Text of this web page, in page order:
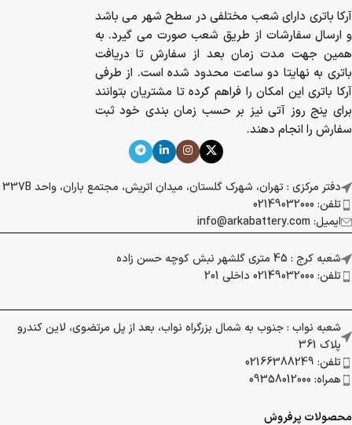
آرکا باتری دارای شعب مختلفی در سطح شهر می باشد
و ارسال سفارشات از طریق شعب صورت می گیرد. به
همین جهت مدت زمان بعد از سفارش تا دریافت
باتری به نهایتا دو ساعت محدود شده است. از طرفی
آرکا باتری این امکان را فراهم کرده تا مشتریان بتوانند
برای پنج روز آتی نیز بر حسب زمان بندی خود ثبت
سفارش را انجام دهند.
دفتر مرکزی : تهران، شهرک گلستان، میدان اتریش، مجتمع باران، واحد 337B
تلفن: 02149032000
ایمیل: info@arkabattery.com
شعبه کرج : 45 متری گلشهر نبش کوچه حسن زاده
تلفن: 02149032000 داخلی 201
شعبه نواب : جنوب به شمال بزرگراه نواب، بعد از پل مرتضوی، لاین کندرو
پلاک 361
تلفن: 02166388249
همراه: 09358012000
محصولات پرفروش